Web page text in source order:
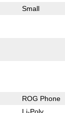
Small
ROG Phone
Li-Poly